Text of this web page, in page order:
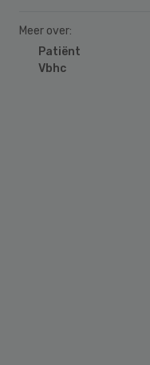
Meer over:
Patiënt
Vbhc